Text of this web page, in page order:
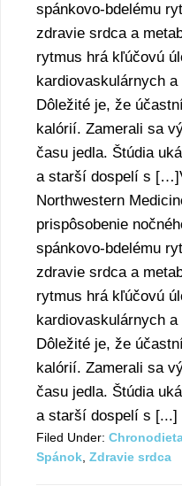
spánkovo-bdelému
zdravie srdca a
rytmus hrá kľúčovú
kardiovaskulárnych
Dôležité je, že
kalórií. Zamerali sa
času jedla. Štúdia
a starší dospelí s
Northwestern
prispôsobenie
spánkovo-bdelému
zdravie srdca a
rytmus hrá kľúčovú
kardiovaskulárnych
Dôležité je, že
kalórií. Zamerali sa
času jedla. Štúdia
a starší dospelí s [...]
Filed Under:
Spánok Zdravie srdca